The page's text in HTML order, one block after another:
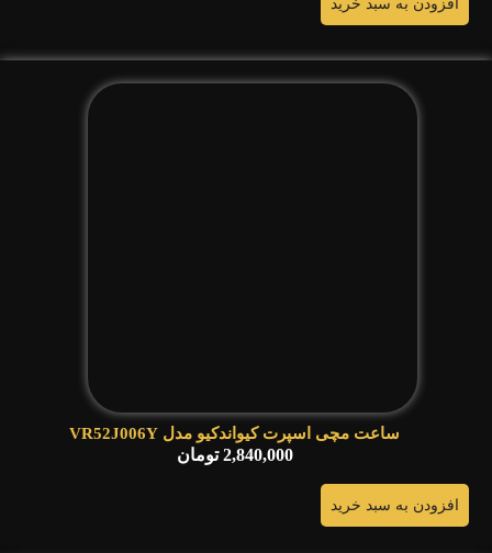
افزودن به سبد خرید
ساعت مچی اسپرت کیواندکیو مدل VR52J006Y
2,840,000 تومان
افزودن به سبد خرید